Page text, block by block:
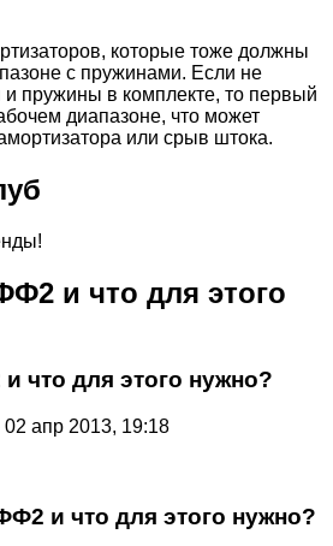
которые тоже должны
с пружинами. Если не
пружины в комплекте, то первый
диапазоне, что может
или срыв штока.
и что для этого
что для этого нужно?
02 апр 2013, 19:18
и что для этого нужно?